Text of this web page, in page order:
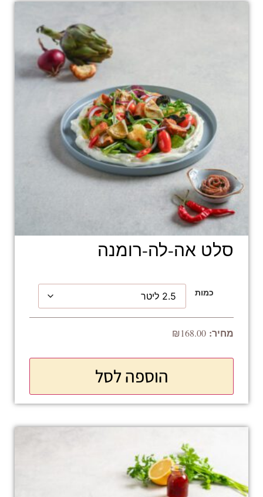
סלט אה-לה-רומנה
כמות
₪168.00
הוספה לסל